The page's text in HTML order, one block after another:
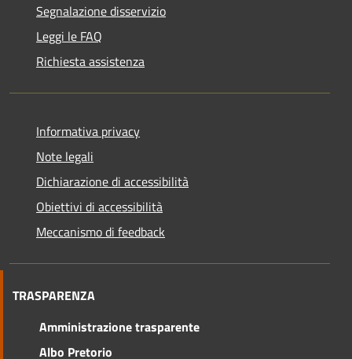
Segnalazione disservizio
Leggi le FAQ
Richiesta assistenza
Informativa privacy
Note legali
Dichiarazione di accessibilità
Obiettivi di accessibilità
Meccanismo di feedback
TRASPARENZA
Amministrazione trasparente
Albo Pretorio